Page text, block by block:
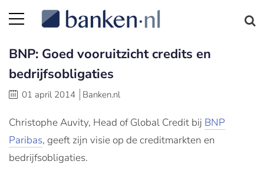
BNP: Goed vooruitzicht credits en
bedrijfsobligaties
01 april 2014 Banken.nl
Christophe Auvity, Head of Global Credit bij BNP
Paribas, geeft zijn visie op de creditmarkten en
bedrijfsobligaties.